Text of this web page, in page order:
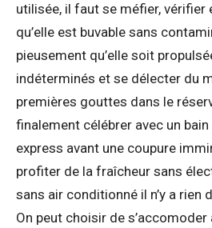
utilisée, il faut se méfier, vérifier
qu’elle est buvable sans
pieusement qu’elle soit
indéterminés et se délecter du
premières gouttes dans le
finalement célébrer avec un
express avant une coupure
profiter de la fraîcheur sans
sans air conditionné il n’y a rien
On peut choisir de